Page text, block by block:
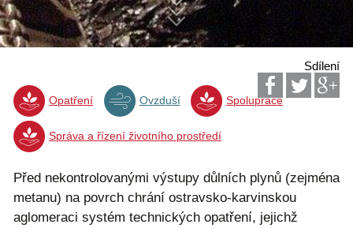
Sdílení
Opatření Ovzduší Spolupráce
Správa a řízení životního prostředí
Před nekontrolovanými výstupy důlních plynů (zejména
metanu) na povrch chrání ostravsko-karvinskou
aglomeraci systém technických opatření, jejichž